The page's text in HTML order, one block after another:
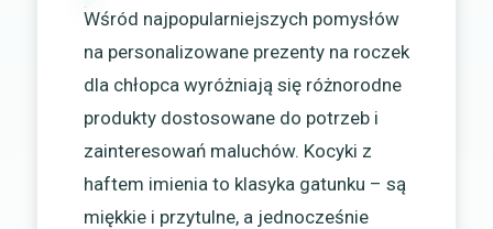
Wśród najpopularniejszych pomysłów
na personalizowane prezenty na roczek
dla chłopca wyróżniają się różnorodne
produkty dostosowane do potrzeb i
zainteresowań maluchów. Kocyki z
haftem imienia to klasyka gatunku – są
miękkie i przytulne, a jednocześnie